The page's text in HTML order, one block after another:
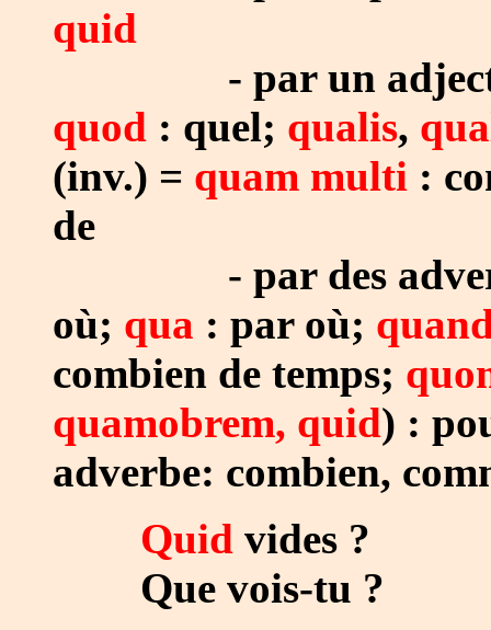
quid
- par un
quod : quel; qualis,
(inv.) = quam multi :
de
- par des
où; qua : par où;
combien de temps;
quamobrem, quid) :
adverbe: combien,
Quid vides ?
Que vois-tu ?